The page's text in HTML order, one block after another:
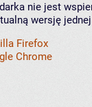
nie jest
wersję
Firefox
Chrome